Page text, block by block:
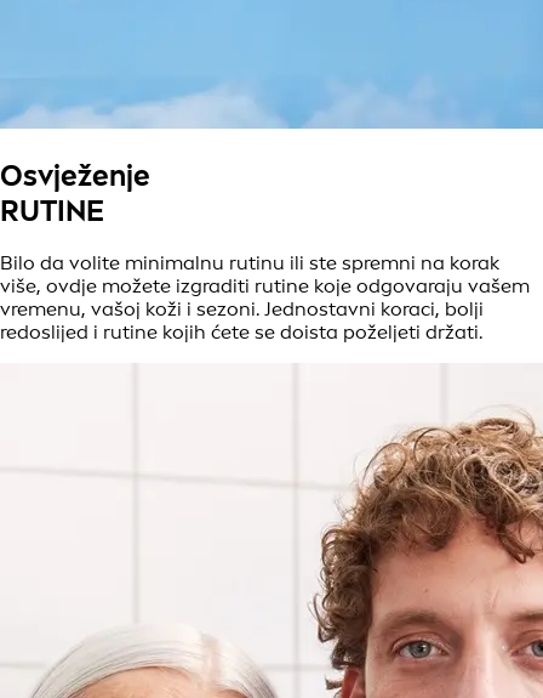
Osvježenje
RUTINE
Bilo da volite minimalnu rutinu ili ste spremni na korak
više, ovdje možete izgraditi rutine koje odgovaraju vašem
vremenu, vašoj koži i sezoni. Jednostavni koraci, bolji
redoslijed i rutine kojih ćete se doista poželjeti držati.